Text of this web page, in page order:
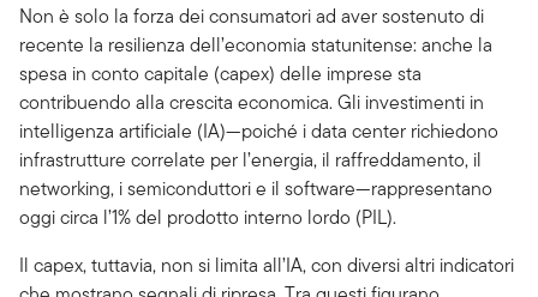
Non è solo la forza dei consumatori ad aver sostenuto di
recente la resilienza dell’economia statunitense: anche la
spesa in conto capitale (capex) delle imprese sta
contribuendo alla crescita economica. Gli investimenti in
intelligenza artificiale (IA)—poiché i data center richiedono
infrastrutture correlate per l’energia, il raffreddamento, il
networking, i semiconduttori e il software—rappresentano
oggi circa l’1% del prodotto interno lordo (PIL).
Il capex, tuttavia, non si limita all’IA, con diversi altri indicatori